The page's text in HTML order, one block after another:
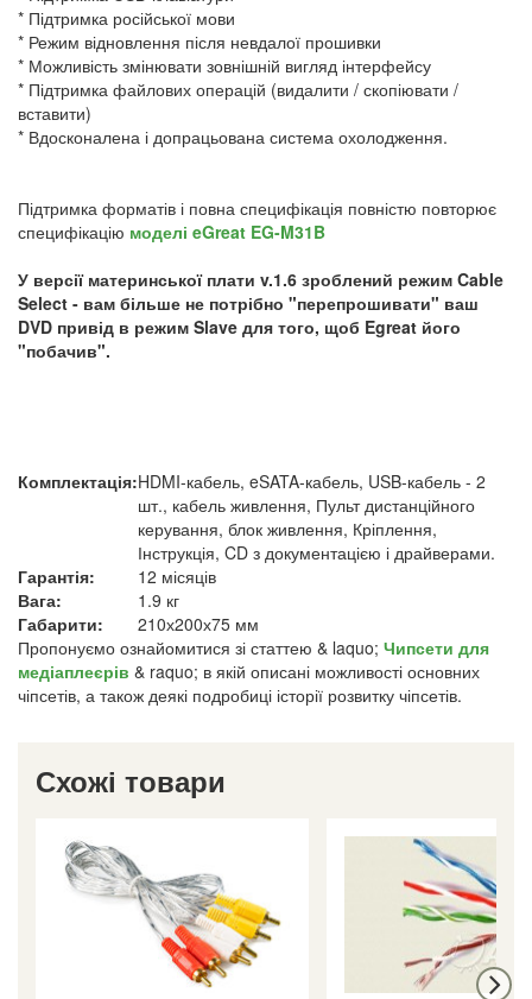
* Підтримка російської мови
* Режим відновлення після невдалої прошивки
* Можливість змінювати зовнішній вигляд інтерфейсу
* Підтримка файлових операцій (видалити / скопіювати /
вставити)
* Вдосконалена і допрацьована система охолодження.
Підтримка форматів і повна специфікація повністю повторює
специфікацію моделі eGreat EG-M31B
У версії материнської плати v.1.6 зроблений режим Cable
Select - вам більше не потрібно "перепрошивати" ваш
DVD привід в режим Slave для того, щоб Egreat його
"побачив".
Комплектація:HDMI-кабель, eSATA-кабель, USB-кабель - 2
шт., кабель живлення, Пульт дистанційного
керування, блок живлення, Кріплення,
Інструкція, CD з документацією і драйверами.
Гарантія:
12 місяців
Вага:
1.9 кг
Габарити:
210х200х75 мм
Пропонуємо ознайомитися зі статтею & laquo; Чипсети для
медіаплеєрів & raquo; в якій описані можливості основних
чіпсетів, а також деякі подробиці історії розвитку чіпсетів.
Схожі товари